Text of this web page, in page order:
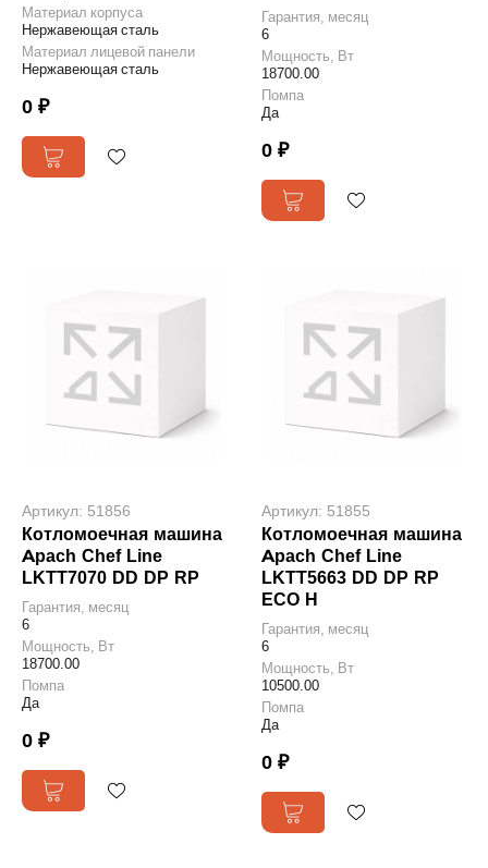
Материал корпуса
Нержавеющая сталь
Материал лицевой панели
Нержавеющая сталь
0 ₽
Гарантия, месяц
6
Мощность, Вт
18700.00
Помпа
Да
0 ₽
Артикул: 51856
Котломоечная машина
Apach Chef Line
LKTT7070 DD DP RP
Гарантия, месяц
6
Мощность, Вт
18700.00
Помпа
Да
0 ₽
Артикул: 51855
Котломоечная машина
Apach Chef Line
LKTT5663 DD DP RP
ECO H
Гарантия, месяц
6
Мощность, Вт
10500.00
Помпа
Да
0 ₽